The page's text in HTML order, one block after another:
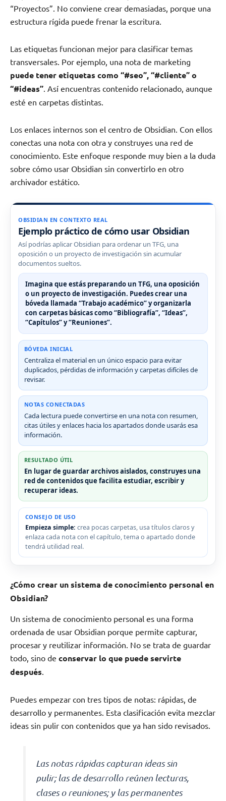
“Proyectos”. No conviene crear demasiadas, porque una
estructura rígida puede frenar la escritura.
Las etiquetas funcionan mejor para clasificar temas
transversales. Por ejemplo, una nota de marketing
puede tener etiquetas como “#seo”, “#cliente” o
“#ideas” . Así encuentras contenido relacionado, aunque
esté en carpetas distintas.
Los enlaces internos son el centro de Obsidian. Con ellos
conectas una nota con otra y construyes una red de
conocimiento. Este enfoque responde muy bien a la duda
sobre cómo usar Obsidian sin convertirlo en otro
archivador estático.
OBSIDIAN EN CONTEXTO REAL
Ejemplo práctico de cómo usar Obsidian
Así podrías aplicar Obsidian para ordenar un TFG, una
oposición o un proyecto de investigación sin acumular
documentos sueltos.
Imagina que estás preparando un TFG, una oposición
o un proyecto de investigación. Puedes crear una
bóveda llamada “Trabajo académico” y organizarla
con carpetas básicas como “Bibliografía”, “Ideas”,
“Capítulos” y “Reuniones”.
BÓVEDA INICIAL
Centraliza el material en un único espacio para evitar
duplicados, pérdidas de información y carpetas difíciles de
revisar.
NOTAS CONECTADAS
Cada lectura puede convertirse en una nota con resumen,
citas útiles y enlaces hacia los apartados donde usarás esa
información.
RESULTADO ÚTIL
En lugar de guardar archivos aislados, construyes una
red de contenidos que facilita estudiar, escribir y
recuperar ideas.
CONSEJO DE USO
Empieza simple: crea pocas carpetas, usa títulos claros y
enlaza cada nota con el capítulo, tema o apartado donde
tendrá utilidad real.
¿Cómo crear un sistema de conocimiento personal en
Obsidian?
Un sistema de conocimiento personal es una forma
ordenada de usar Obsidian porque permite capturar,
procesar y reutilizar información. No se trata de guardar
todo, sino de conservar lo que puede servirte
después.
Puedes empezar con tres tipos de notas: rápidas, de
desarrollo y permanentes. Esta clasificación evita mezclar
ideas sin pulir con contenidos que ya han sido revisados.
Las notas rápidas capturan ideas sin
pulir; las de desarrollo reúnen lecturas,
clases o reuniones; y las permanentes